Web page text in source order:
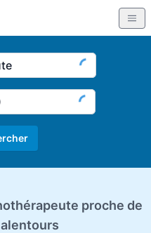
du praticien, profession
proche de